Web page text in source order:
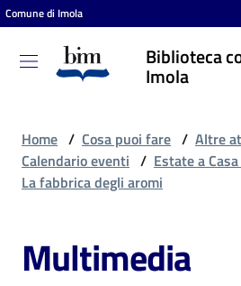
Vai al contenuto
Vai alla navigazione
Vai al footer
Comune di Imola
Biblioteca
Imola
Biblioteca
comunale
Cosa
Home / Cosa puoi fare / Altre
Calendario eventi / Estate a
La fabbrica degli aromi
Multimedia